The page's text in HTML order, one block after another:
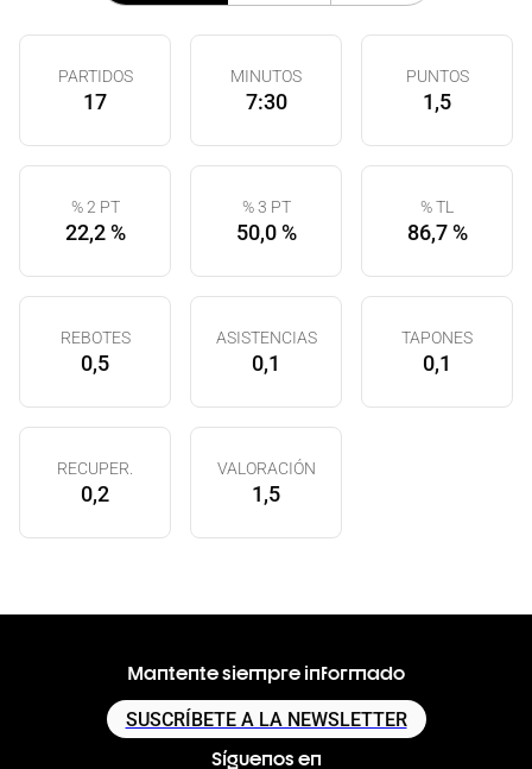
PARTIDOS
17
MINUTOS
7:30
PUNTOS
1,5
% 2 PT
22,2 %
% 3 PT
50,0 %
% TL
86,7 %
REBOTES
0,5
ASISTENCIAS
0,1
TAPONES
0,1
RECUPER.
0,2
VALORACIÓN
1,5
Mantente siempre informado
SUSCRÍBETE A LA NEWSLETTER
Síguenos en